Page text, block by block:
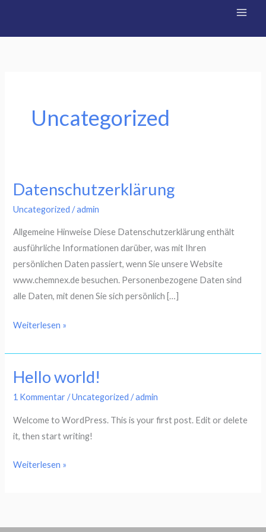
springen
Uncategorized
Datenschutzerklärung
Uncategorized /admin
Allgemeine Hinweise Diese Datenschutzerklärung enthält
ausführliche Informationen darüber, was mit Ihren
persönlichen Daten passiert, wenn Sie unsere Website
www.chemnex.de besuchen. Personenbezogene Daten sind
alle Daten, mit denen Sie sich persönlich […]
Datenschutzerklärung
Weiterlesen »
Hello world!
1 Kommentar /Uncategorized /admin
Welcome to WordPress. This is your first post. Edit or delete
it, then start writing!
Hello
Weiterlesen »